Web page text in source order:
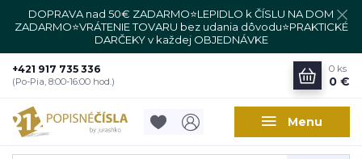
DOPRAVA nad 50€ ZADARMO⭐LEPIDLO k ČÍSLU NA DOM
ZADARMO⭐VRÁTENIE TOVARU bez udania dôvodu⭐PRAKTICKÉ
DARČEKY v každej OBJEDNÁVKE
Menu
+421 917 735 336
(Po-Pia, 8:00-16:00 hod.)
0 ks
0 €